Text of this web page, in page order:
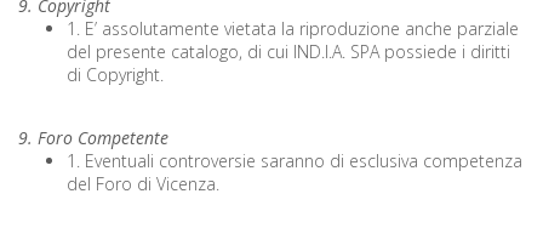
9. Copyright
1. E’ assolutamente vietata la riproduzione anche parziale
del presente catalogo, di cui IND.I.A. SPA possiede i diritti
di Copyright.
9. Foro Competente
1. Eventuali controversie saranno di esclusiva competenza
del Foro di Vicenza.